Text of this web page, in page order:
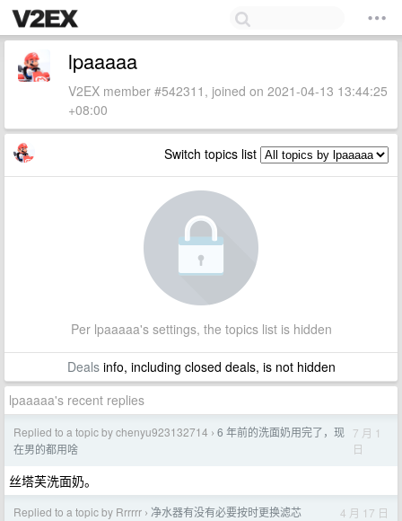
lpaaaaa
V2EX member #542311, joined on 2021-04-13 13:44:25
+08:00
Switch topics list
Per lpaaaaa's settings, the topics list is hidden
Dealsinfo, including closed deals, is not hidden
lpaaaaa's recent replies
Replied to a topic by chenyu923132714 › 6 年前的洗面奶用完了，现
在男的都用啥
7 月 1
日
丝塔芙洗面奶。
Replied to a topic by Rrrrrr › 净水器有没有必要按时更换滤芯 4 月 17 日